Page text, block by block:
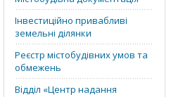
Інвестиційно привабливі
земельні ділянки
Реєстр містобудівних умов та
обмежень
Відділ «‎Центр надання